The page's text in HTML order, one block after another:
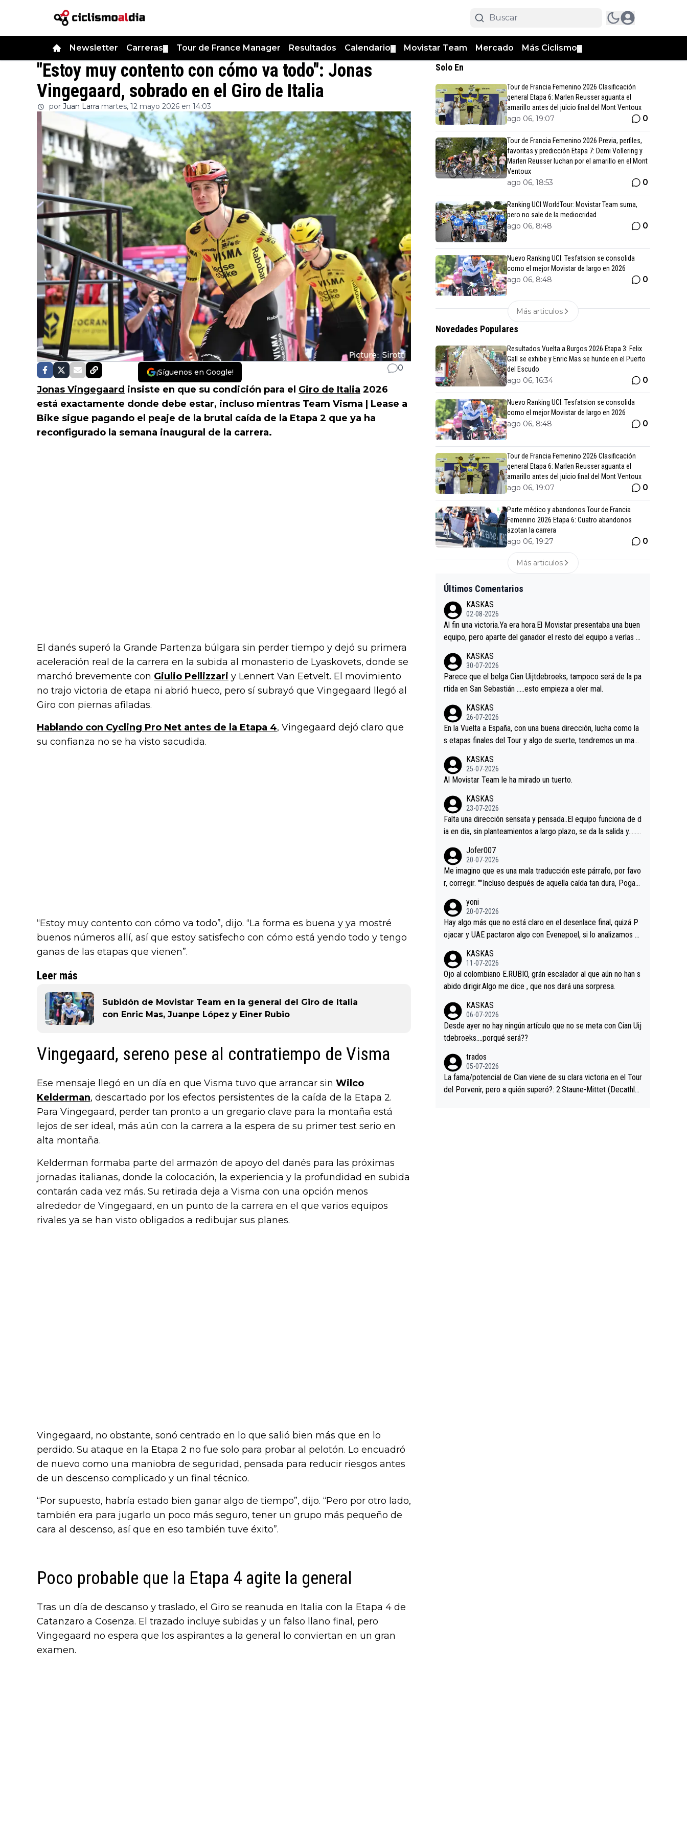
Newsletter Carreras Tour de France Manager Resultados Calendario Movistar Team Mercado Más Ciclismo
"Estoy muy contento con cómo va todo": Jonas
Vingegaard, sobrado en el Giro de Italia
por Juan Larra martes, 12 mayo 2026 en 14:03
¡Síguenos en Google! 0
Jonas Vingegaard insiste en que su condición para el Giro de Italia 2026
está exactamente donde debe estar, incluso mientras Team Visma | Lease a
Bike sigue pagando el peaje de la brutal caída de la Etapa 2 que ya ha
reconfigurado la semana inaugural de la carrera.
El danés superó la Grande Partenza búlgara sin perder tiempo y dejó su primera
aceleración real de la carrera en la subida al monasterio de Lyaskovets, donde se
marchó brevemente con Giulio Pellizzari y Lennert Van Eetvelt. El movimiento
no trajo victoria de etapa ni abrió hueco, pero sí subrayó que Vingegaard llegó al
Giro con piernas afiladas.
Hablando con Cycling Pro Net antes de la Etapa 4, Vingegaard dejó claro que
su confianza no se ha visto sacudida.
“Estoy muy contento con cómo va todo”, dijo. “La forma es buena y ya mostré
buenos números allí, así que estoy satisfecho con cómo está yendo todo y tengo
ganas de las etapas que vienen”.
Leer más
Subidón de Movistar Team en la general del Giro de Italia
con Enric Mas, Juanpe López y Einer Rubio
Vingegaard, sereno pese al contratiempo de Visma
Ese mensaje llegó en un día en que Visma tuvo que arrancar sin Wilco
Kelderman, descartado por los efectos persistentes de la caída de la Etapa 2.
Para Vingegaard, perder tan pronto a un gregario clave para la montaña está
lejos de ser ideal, más aún con la carrera a la espera de su primer test serio en
alta montaña.
Kelderman formaba parte del armazón de apoyo del danés para las próximas
jornadas italianas, donde la colocación, la experiencia y la profundidad en subida
contarán cada vez más. Su retirada deja a Visma con una opción menos
alrededor de Vingegaard, en un punto de la carrera en el que varios equipos
rivales ya se han visto obligados a redibujar sus planes.
Vingegaard, no obstante, sonó centrado en lo que salió bien más que en lo
perdido. Su ataque en la Etapa 2 no fue solo para probar al pelotón. Lo encuadró
de nuevo como una maniobra de seguridad, pensada para reducir riesgos antes
de un descenso complicado y un final técnico.
“Por supuesto, habría estado bien ganar algo de tiempo”, dijo. “Pero por otro lado,
también era para jugarlo un poco más seguro, tener un grupo más pequeño de
cara al descenso, así que en eso también tuve éxito”.
Poco probable que la Etapa 4 agite la general
Tras un día de descanso y traslado, el Giro se reanuda en Italia con la Etapa 4 de
Catanzaro a Cosenza. El trazado incluye subidas y un falso llano final, pero
Vingegaard no espera que los aspirantes a la general lo conviertan en un gran
examen.
Solo En
Tour de Francia Femenino 2026 Clasificación
general Etapa 6: Marlen Reusser aguanta el
amarillo antes del juicio final del Mont Ventoux
ago 06, 19:07 0
Tour de Francia Femenino 2026 Previa, perfiles,
favoritas y predicción Etapa 7: Demi Vollering y
Marlen Reusser luchan por el amarillo en el Mont
Ventoux
ago 06, 18:53 0
Ranking UCI WorldTour: Movistar Team suma,
pero no sale de la mediocridad
ago 06, 8:48 0
Nuevo Ranking UCI: Tesfatsion se consolida
como el mejor Movistar de largo en 2026
ago 06, 8:48 0
Más articulos
Novedades Populares
Resultados Vuelta a Burgos 2026 Etapa 3: Felix
Gall se exhibe y Enric Mas se hunde en el Puerto
del Escudo
ago 06, 16:34 0
Nuevo Ranking UCI: Tesfatsion se consolida
como el mejor Movistar de largo en 2026
ago 06, 8:48 0
Tour de Francia Femenino 2026 Clasificación
general Etapa 6: Marlen Reusser aguanta el
amarillo antes del juicio final del Mont Ventoux
ago 06, 19:07 0
Parte médico y abandonos Tour de Francia
Femenino 2026 Etapa 6: Cuatro abandonos
azotan la carrera
ago 06, 19:27 0
Más articulos
Últimos Comentarios
KASKAS
02-08-2026
Al fin una victoria.Ya era hora.El Movistar presentaba una buen
equipo, pero aparte del ganador el resto del equipo a verlas v
es.La única buena noticia es la mejoría de Enric Más en San S
ebastian.Si en la Vuelta a Burgos sigue la mejoría, podríamos t
ener alguna sorpresa en la Vuelta.Ojalá.
KASKAS
30-07-2026
Parece que el belga Cian Uijtdebroeks, tampoco será de la pa
rtida en San Sebastián …..esto empieza a oler mal.
KASKAS
26-07-2026
En la Vuelta a España, con una buena dirección, lucha como la
s etapas finales del Tour y algo de suerte, tendremos un magn
KASKAS
25-07-2026
Al Movistar Team le ha mirado un tuerto.
KASKAS
23-07-2026
Falta una dirección sensata y pensada..El equipo funciona de d
ia en dia, sin planteamientos a largo plazo, se da la salida y…..v
a, Minguez, Velez etc etc.Me da pena vivir estos momentos t
an tristes sin victorias.
Jofer007
20-07-2026
Me imagino que es una mala traducción este párrafo, por favo
r, corregir. ""Incluso después de aquella caída tan dura, Pogac
rd permaneció pegado a su rueda. Parecía increíble la forma
en la que era capaz de controlar el miedo", recordó."
yoni
20-07-2026
Hay algo más que no está claro en el desenlace final, quizá P
ojacar y UAE pactaron algo con Evenepoel, si lo analizamos P
casi sin pedalear, luego está el saludo con Evenepoel dándose
la mano de una manera muy fraternal, más allá de los típicos t
oques en el hombro con que saludaba a Vingegard. Ahí hubo u
o aprieta, a ver si por querer poner a Del Toro con calzador e
n posición de podio UAE y Pojacar se van complicar el tour.
KASKAS
11-07-2026
Ojo al colombiano E.RUBIO, grán escalador al que aún no han s
abido dirigir.Algo me dice , que nos dará una sorpresa.
KASKAS
06-07-2026
Desde ayer no hay ningún artículo que no se meta con Cian Uij
tdebroeks….porqué será??
trados
05-07-2026
La fama/potencial de Cian viene de su clara victoria en el Tour
del Porvenir, pero a quién superó?: 2.Staune-Mittet (Decathlo